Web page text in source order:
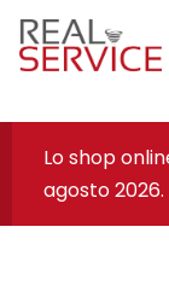
Lo shop
agosto